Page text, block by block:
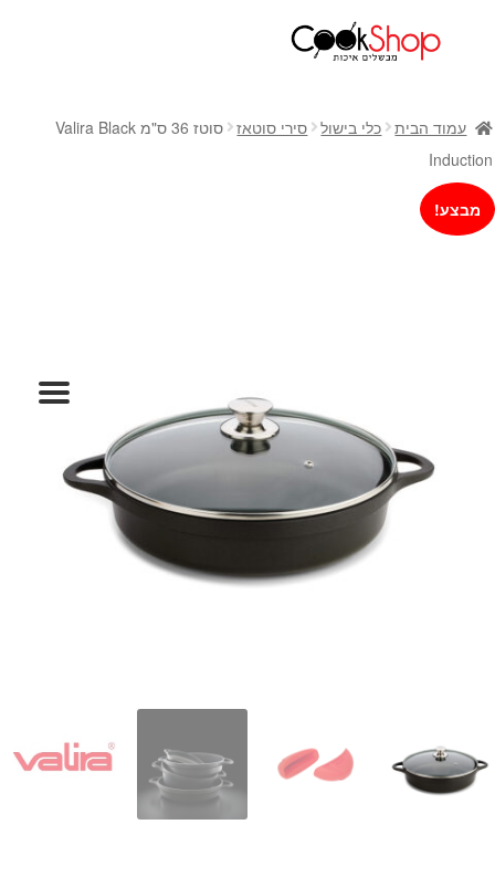
חנות
כלי בישול
סירים
מחבתות
כלי הגשה ואירוח
גיפט קארד
כלי בית
המותגים שלנו
מתנות לחנוכת בית
עמוד הבית כלי בישול סירי סוטאז
סוטז 36 ס"מ Valira Black
Induction
מבצע!